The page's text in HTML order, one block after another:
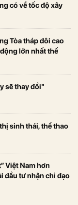
có về tốc độ xây
Tòa tháp đôi cao
lớn nhất thế
sẽ thay đổi"
sinh thái, thể thao
Việt Nam hơn
đầu tư nhận chỉ đạo